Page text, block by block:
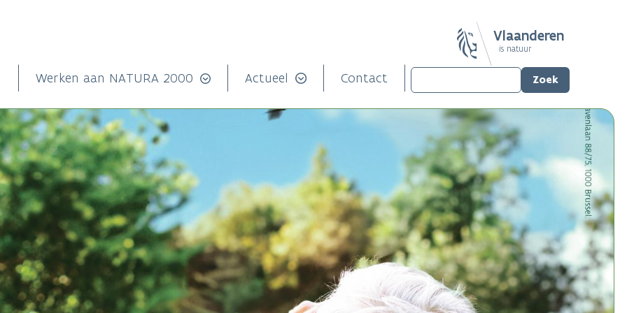
Vlaanderen
is natuur
Werken aan NATURA 2000 Actueel Contact